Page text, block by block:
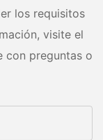
los requisitos
visite el
con preguntas o